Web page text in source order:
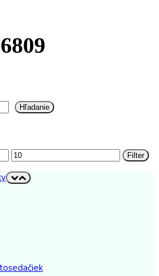
Hľadanie
Maximálna
cena
Filter